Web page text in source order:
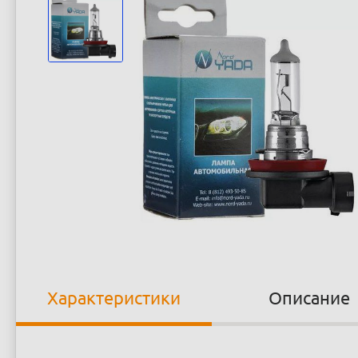
Характеристики Описание